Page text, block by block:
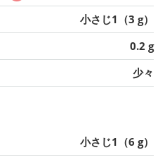
小さじ1（3 g）
0.2 g
少々
小さじ1（6 g）